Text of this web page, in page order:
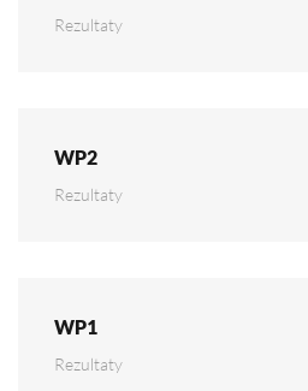
Rezultaty
WP2
Rezultaty
WP1
Rezultaty